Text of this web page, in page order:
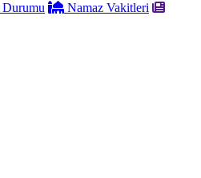
Namaz Vakitleri